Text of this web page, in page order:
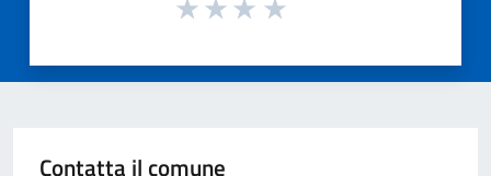
Contatta il comune